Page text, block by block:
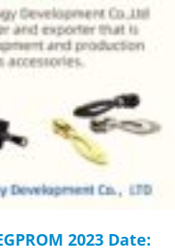
2023 Date: